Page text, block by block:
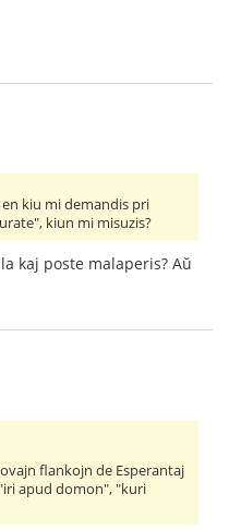
kiu mi demandis pri
kiun mi misuzis?
kaj poste malaperis? Aŭ
flankojn de Esperantaj
apud domon", "kuri